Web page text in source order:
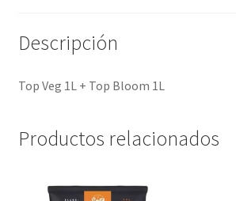
Descripción
Top Veg 1L + Top Bloom 1L
Productos relacionados